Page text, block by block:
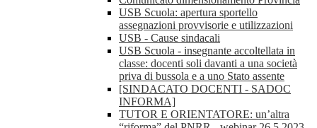
USB Scuola: apertura sportello
assegnazioni provvisorie e utilizzazioni
USB - Cause sindacali
USB Scuola - insegnante accoltellata in
classe: docenti soli davanti a una società
priva di bussola e a uno Stato assente
[SINDACATO DOCENTI - SADOC
INFORMA]
TUTOR E ORIENTATORE: un’altra